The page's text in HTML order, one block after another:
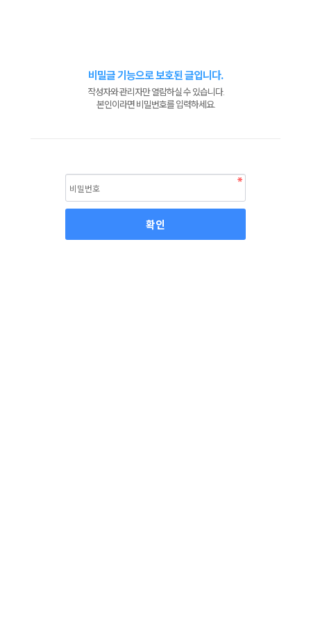
비밀글 기능으로 보호된 글입니다.
작성자와 관리자만 열람하실 수 있습니다.
본인이라면 비밀번호를 입력하세요.